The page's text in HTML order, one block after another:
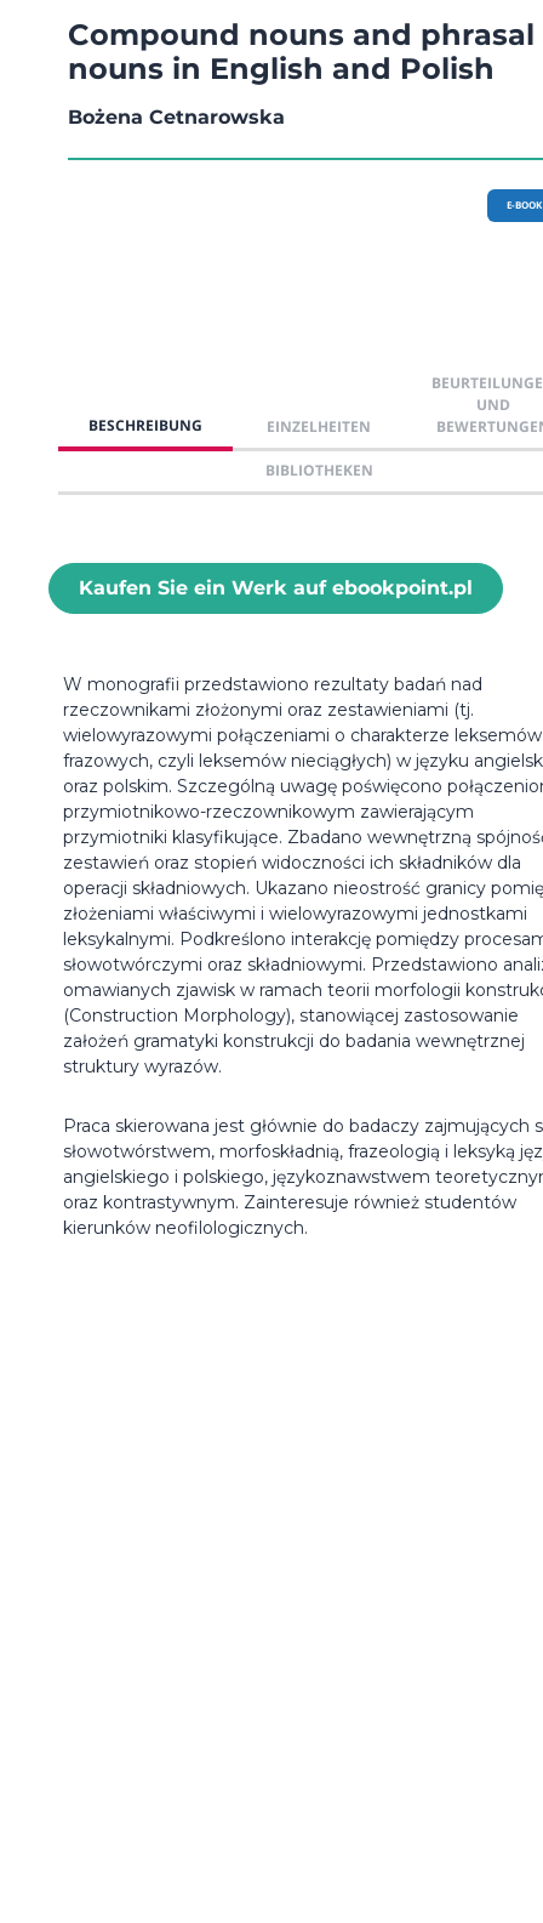
Compound nouns and phrasal
nouns in English and Polish
Bożena Cetnarowska
E-BOOK
BESCHREIBUNG EINZELHEITEN
UND
BIBLIOTHEKEN
Kaufen Sie ein Werk auf ebookpoint.pl
W monografii przedstawiono rezultaty badań nad
rzeczownikami złożonymi oraz zestawieniami (tj.
wielowyrazowymi połączeniami o charakterze leksemów
frazowych, czyli leksemów nieciągłych) w języku
oraz polskim. Szczególną uwagę poświęcono
przymiotnikowo-rzeczownikowym zawierającym
przymiotniki klasyfikujące. Zbadano wewnętrzną
zestawień oraz stopień widoczności ich składników dla
operacji składniowych. Ukazano nieostrość granicy
złożeniami właściwymi i wielowyrazowymi jednostkami
leksykalnymi. Podkreślono interakcję pomiędzy
słowotwórczymi oraz składniowymi. Przedstawiono
omawianych zjawisk w ramach teorii morfologii
(Construction Morphology), stanowiącej zastosowanie
założeń gramatyki konstrukcji do badania wewnętrznej
struktury wyrazów.
Praca skierowana jest głównie do badaczy zajmujących
słowotwórstwem, morfoskładnią, frazeologią i leksyką
angielskiego i polskiego, językoznawstwem
oraz kontrastywnym. Zainteresuje również studentów
kierunków neofilologicznych.